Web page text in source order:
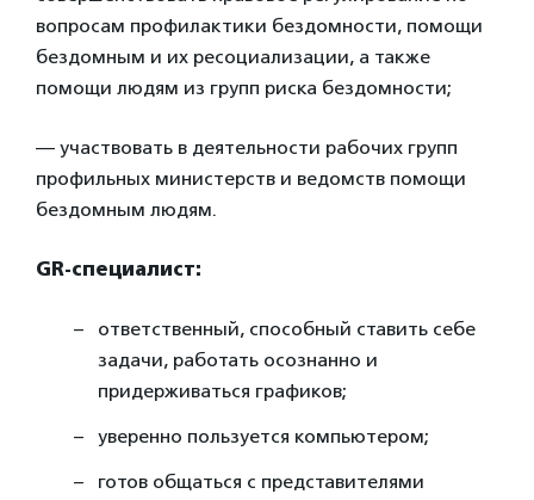
вопросам профилактики бездомности, помощи
бездомным и их ресоциализации, а также
помощи людям из групп риска бездомности;
— участвовать в деятельности рабочих групп
профильных министерств и ведомств помощи
бездомным людям.
GR-специалист:
ответственный, способный ставить себе
задачи, работать осознанно и
придерживаться графиков;
уверенно пользуется компьютером;
готов общаться с представителями